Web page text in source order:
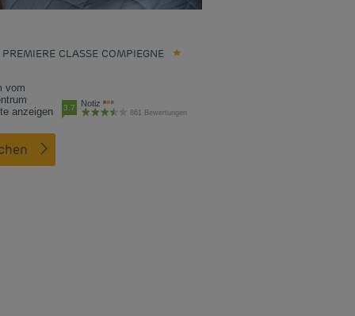
CLASSE COMPIEGNE
vom
anzeigen
3.7 Notiz
861 Bewertungen